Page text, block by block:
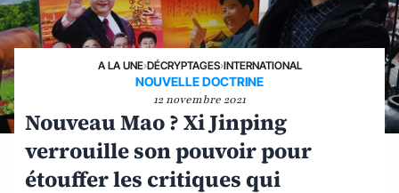
A LA UNE›DÉCRYPTAGES›INTERNATIONAL
NOUVELLE DOCTRINE
12 novembre 2021
Nouveau Mao ? Xi Jinping
verrouille son pouvoir pour
étouffer les critiques qui